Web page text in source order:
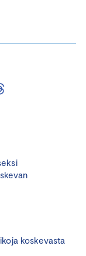
koskevasta